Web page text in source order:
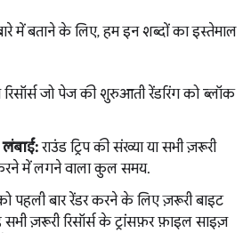
में बताने के लिए, हम इन शब्दों का इस्तेमाल
रिसॉर्स जो पेज की शुरुआती रेंडरिंग को ब्लॉक
लंबाई:राउंड ट्रिप की संख्या या सभी ज़रूरी
में लगने वाला कुल समय.
पहली बार रेंडर करने के लिए ज़रूरी बाइट
ज़रूरी रिसॉर्स के ट्रांसफ़र फ़ाइल साइज़